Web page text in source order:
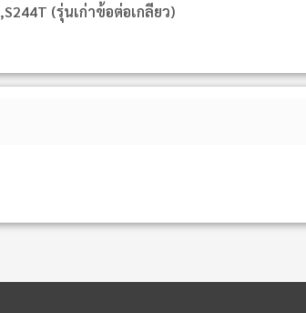
(รุ่นเก่าข้อต่อเกลียว)